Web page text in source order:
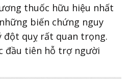
thuốc hữu hiệu nhất
biến chứng nguy
đột quỵ rất quan trọng.
đầu tiên hỗ trợ người